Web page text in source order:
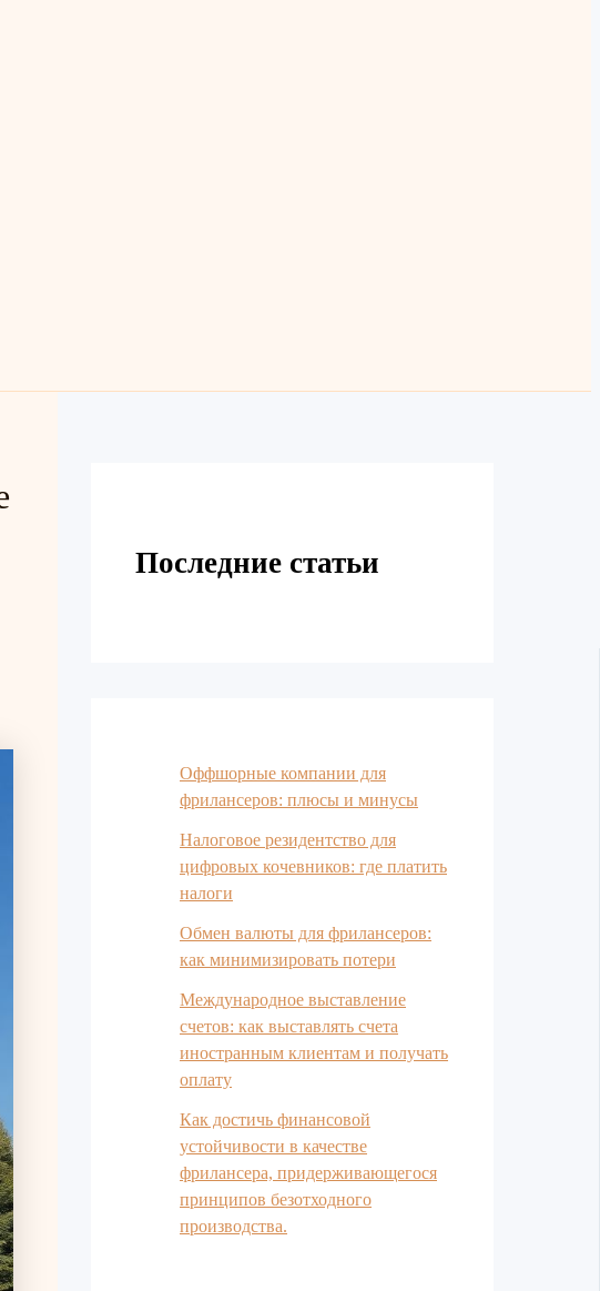
Последние статьи
Оффшорные компании для
фрилансеров: плюсы и минусы
Налоговое резидентство для
цифровых кочевников: где платить
налоги
Обмен валюты для фрилансеров:
как минимизировать потери
Международное выставление
счетов: как выставлять счета
иностранным клиентам и получать
оплату
Как достичь финансовой
устойчивости в качестве
фрилансера, придерживающегося
принципов безотходного
производства.